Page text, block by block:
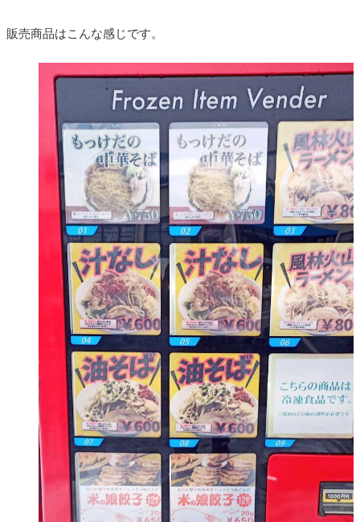
販売商品はこんな感じです。